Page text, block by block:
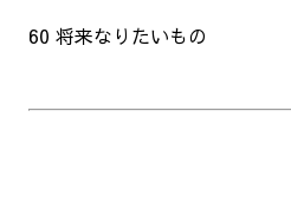
60 将来なりたいもの